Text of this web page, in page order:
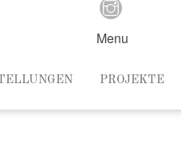
Menu
PROJEKTE